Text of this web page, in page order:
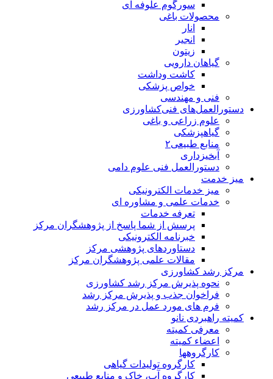
سورگوم علوفه ای
محصولات باغی
انار
انجیر
زیتون
گیاهان دارویی
کاشت وداشت
خواص پزشکی
فنی و مهندسی
دستورالعمل‌های فنی‌کشاورزی
علوم زراعی و باغی
گیاهپزشکی
منابع طبیعی۲
آبخیزداری
دستورالعمل فنی علوم دامی
میز خدمت
میز خدمات الکترونیکی
خدمات علمی و مشاوره ای
تعرفه خدمات
پرسش از شما پاسخ از پژوهشگران مرکز
خبرنامه الکترونیکی
دستاوردهای پژوهشی مرکز
مقالات علمی پژوهشگران مرکز
مرکز رشد کشاورزی
نحوه پذیرش مرکز رشد کشاورزی
فراخوان جذب و پذیرش مرکز رشد
فرم های مورد عمل در مرکز رشد
کمیته راهبردی نانو
معرفی کمیته
اعضاء کمیته
کارگروه‏ها
کارگروه تولیدات گیاهی
کارگروه آب، خاک و منابع طبیعی